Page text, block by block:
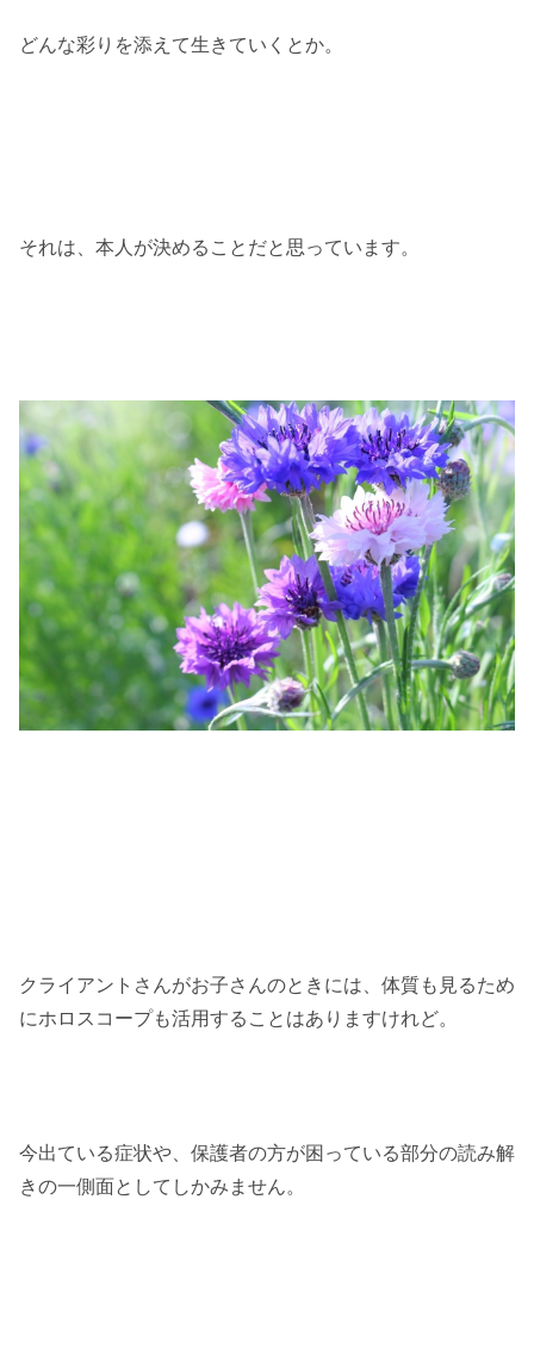
どんな彩りを添えて生きていくとか。
それは、本人が決めることだと思っています。
クライアントさんがお子さんのときには、体質も見るため
にホロスコープも活用することはありますけれど。
今出ている症状や、保護者の方が困っている部分の読み解
きの一側面としてしかみません。